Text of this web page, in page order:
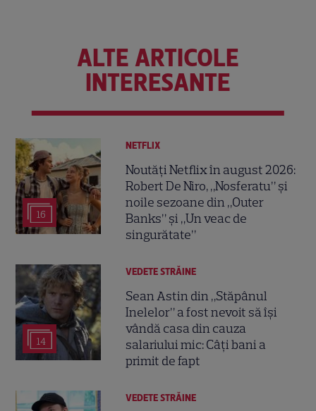
ALTE ARTICOLE
INTERESANTE
16
NETFLIX
Noutăți Netflix în august 2026:
Robert De Niro, „Nosferatu” și
noile sezoane din „Outer
Banks” și „Un veac de
singurătate”
14
VEDETE STRĂINE
Sean Astin din „Stăpânul
Inelelor” a fost nevoit să își
vândă casa din cauza
salariului mic: Câți bani a
primit de fapt
VEDETE STRĂINE